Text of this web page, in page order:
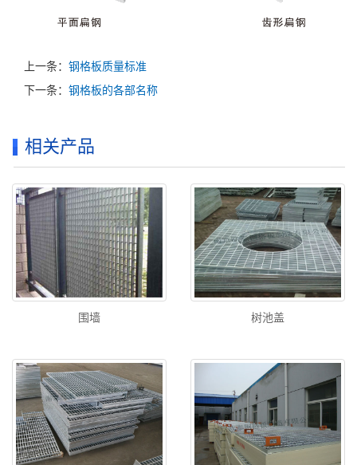
上一条： 钢格板质量标准
下一条： 钢格板的各部名称
相关产品
围墙 树池盖